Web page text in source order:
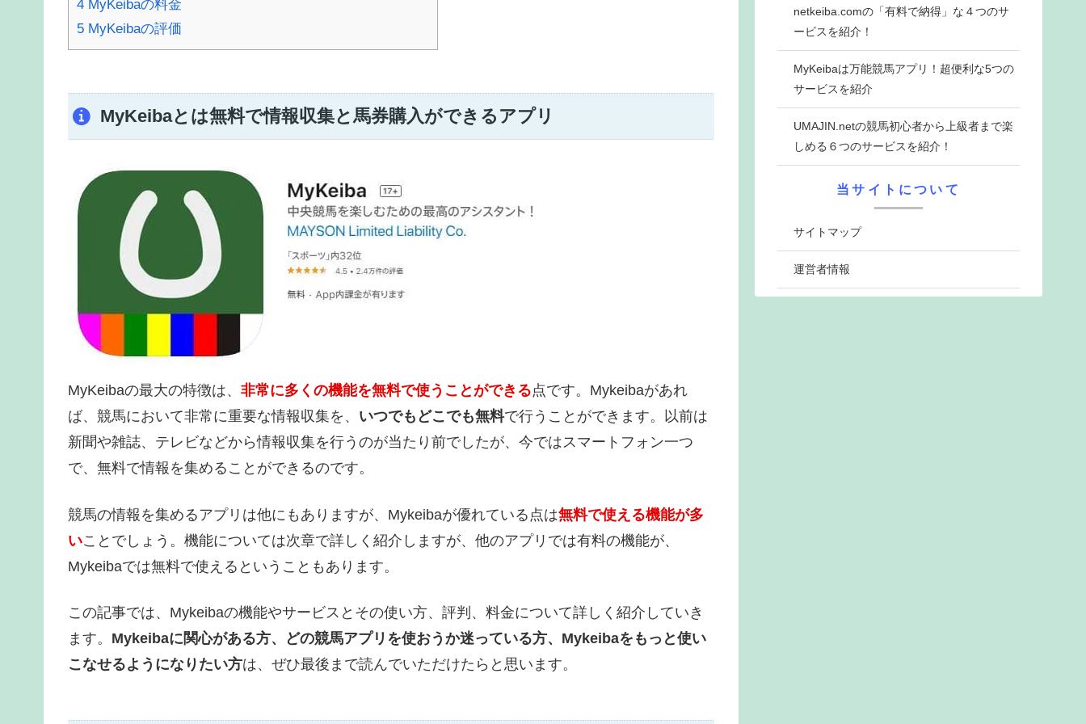
4 MyKeibaの料金
5 MyKeibaの評価
MyKeibaとは無料で情報収集と馬券購入ができるアプリ
MyKeibaの最大の特徴は、 非常に多くの機能を無料で使うことができる点です。Mykeibaがあれ
ば、競馬において非常に重要な情報収集を、 いつでもどこでも無料で行うことができます。以前は
新聞や雑誌、テレビなどから情報収集を行うのが当たり前でしたが、今ではスマートフォン一つ
で、無料で情報を集めることができるのです。
競馬の情報を集めるアプリは他にもありますが、Mykeibaが優れている点は無料で使える機能が多
いことでしょう。機能については次章で詳しく紹介しますが、他のアプリでは有料の機能が、
Mykeibaでは無料で使えるということもあります。
この記事では、Mykeibaの機能やサービスとその使い方、評判、料金について詳しく紹介していき
ます。 Mykeibaに関心がある方、どの競馬アプリを使おうか迷っている方、Mykeibaをもっと使い
こなせるようになりたい方は、ぜひ最後まで読んでいただけたらと思います。
netkeiba.comの「有料で納得」な４つのサ
ービスを紹介！
MyKeibaは万能競馬アプリ！超便利な5つの
サービスを紹介
UMAJIN.netの競馬初心者から上級者まで楽
しめる６つのサービスを紹介！
当サイトについて
サイトマップ
運営者情報